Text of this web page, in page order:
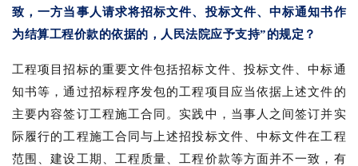
致，一方当事人请求将招标文件、投标文件、中标通知书作
为结算工程价款的依据的，人民法院应予支持”的规定？
工程项目招标的重要文件包括招标文件、投标文件、中标通
知书等，通过招标程序发包的工程项目应当依据上述文件的
主要内容签订工程施工合同。实践中，当事人之间签订并实
际履行的工程施工合同与上述招投标文件、中标文件在工程
范围、建设工期、工程质量、工程价款等方面并不一致，有